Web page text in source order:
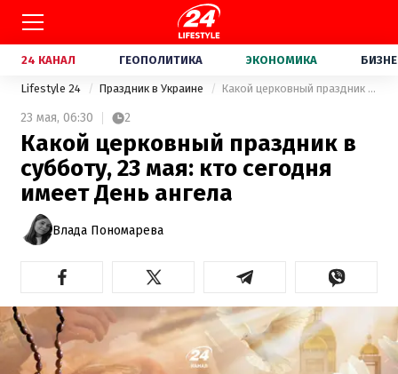
24 КАНАЛ ГЕОПОЛИТИКА ЭКОНОМИКА
Lifestyle 24 Праздник в Украине Какой церковный праздник в субботу, 23 мая: кто сегодня имеет День ангела
23 мая, 06:30 2
Какой церковный праздник в
субботу, 23 мая: кто сегодня
имеет День ангела
Влада Пономарева